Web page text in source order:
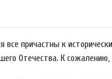
причастны к
Отечества. К